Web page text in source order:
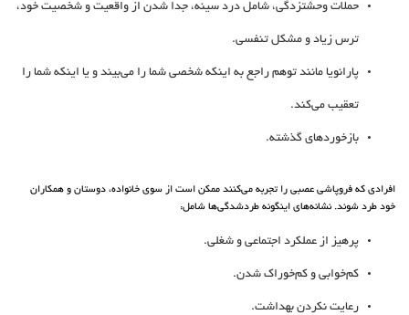
حملات وحشتزدگی، شامل درد سینه، جدا شدن از واقعیت و شخصیت خود،
ترس زیاد و مشکل تنفسی.
پارانویا مانند توهم راجع به اینکه شخصی شما را می‌بیند و یا اینکه شما را
تعقیب می‌کند.
بازخورد‌های گذشته.
افرادی که فروپاشی عصبی را تجربه می‌کنند ممکن است از سوی خانواده، دوستان و همکاران
خود طرد شوند. نشانه‌های اینگونه طرد‌شدگی‌ها شامل:
پرهیز از عملکرد اجتماعی و شغلی.
کم‌خوابی و کم‌خوراک شدن.
رعایت نکردن بهداشت.